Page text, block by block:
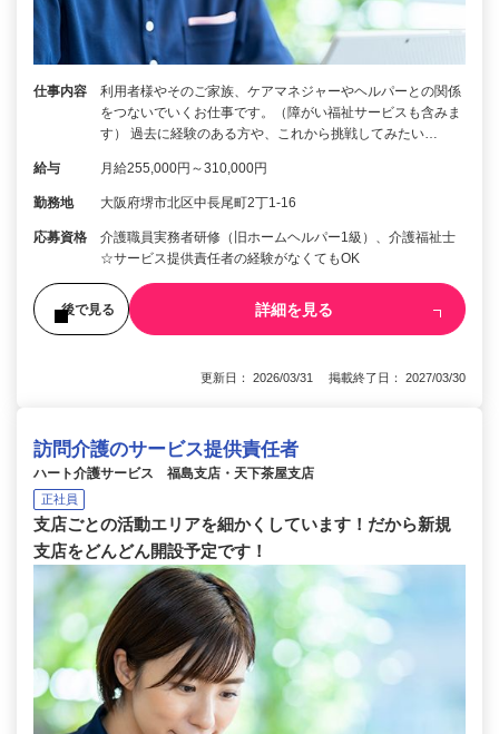
仕事内容
利用者様やそのご家族、ケアマネジャーやヘルパーとの関係
をつないでいくお仕事です。（障がい福祉サービスも含みま
す） 過去に経験のある方や、これから挑戦してみたい…
給与 月給255,000円～310,000円
勤務地 大阪府堺市北区中長尾町2丁1-16
応募資格
介護職員実務者研修（旧ホームヘルパー1級）、介護福祉士
☆サービス提供責任者の経験がなくてもOK
後で見る 詳細を見る
更新日： 2026/03/31 掲載終了日： 2027/03/30
訪問介護のサービス提供責任者
ハート介護サービス 福島支店・天下茶屋支店
正社員
支店ごとの活動エリアを細かくしています！だから新規
支店をどんどん開設予定です！